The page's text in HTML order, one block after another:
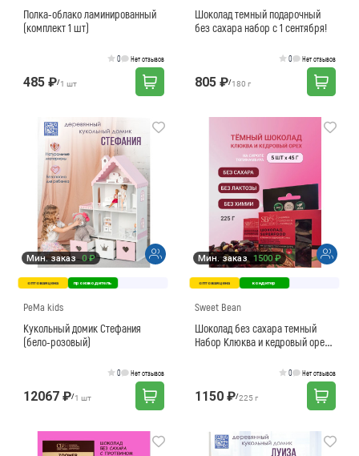
Полка-облако ламинированный
(комплект 1 шт)
0 Нет отзывов
485 ₽/1 шт
Шоколад темный подарочный
без сахара набор с 1 сентября!
0 Нет отзывов
805 ₽/180 г
Мин. заказ 0 ₽
оптовая цена производитель
PeMa kids
Кукольный домик Стефания
(бело-розовый)
0 Нет отзывов
12067 ₽/1 шт
Мин. заказ 1500 ₽
оптовая цена кондитер
Sweet Bean
Шоколад без сахара темный
Набор Клюква и кедровый орех
0 Нет отзывов
1150 ₽/225 г